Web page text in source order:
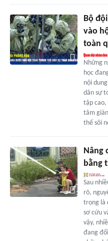
Bộ
vào
toàn
Những
học
nội
dân sự
tập cao,
tâm
thế sôi
Nâng
bằng
Sau
rõ,
trọng là
sơ cứu
vậy,
đang